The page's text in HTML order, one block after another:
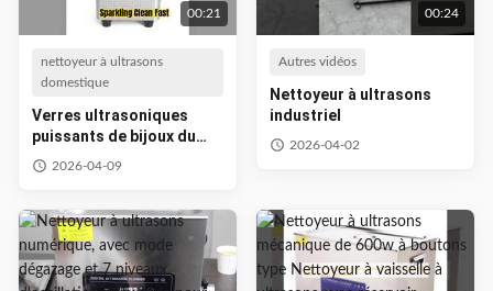
00:21
nettoyeur à ultrasons
domestique
Verres ultrasoniques
puissants de bijoux du
décapant 800ML
2026-04-09
00:24
Autres vidéos
Nettoyeur à ultrasons
industriel
2026-04-02